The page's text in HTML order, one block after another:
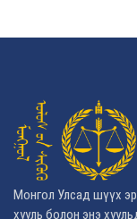
Монгол Улсад шүүх
хууль болон энэ